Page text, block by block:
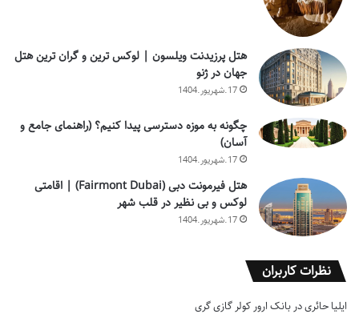
هتل پرزیدنت ویلسون | لوکس ترین و گران ترین هتل
جهان در ژنو
17.شهریور.1404
چگونه به موزه دسترسی پیدا کنیم؟ (راهنمای جامع و
آسان)
17.شهریور.1404
هتل فیرمونت دبی (Fairmont Dubai) | اقامتی
لوکس و بی نظیر در قلب شهر
17.شهریور.1404
نظرات کاربران
ایلیا حائریدر بانک ارور کولر گازی گری